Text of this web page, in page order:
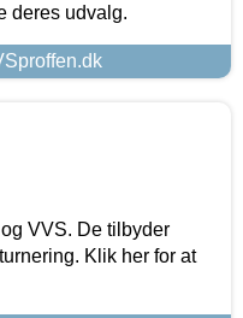
deres udvalg.
VVS. De tilbyder
Klik her for at